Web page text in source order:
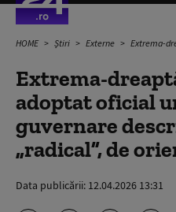
HOME Știri Externe Extrema-dreaptă
Extrema-
adoptat oficial
guvernare
„radical”, de
Data publicării: 12.04.2026 13:31